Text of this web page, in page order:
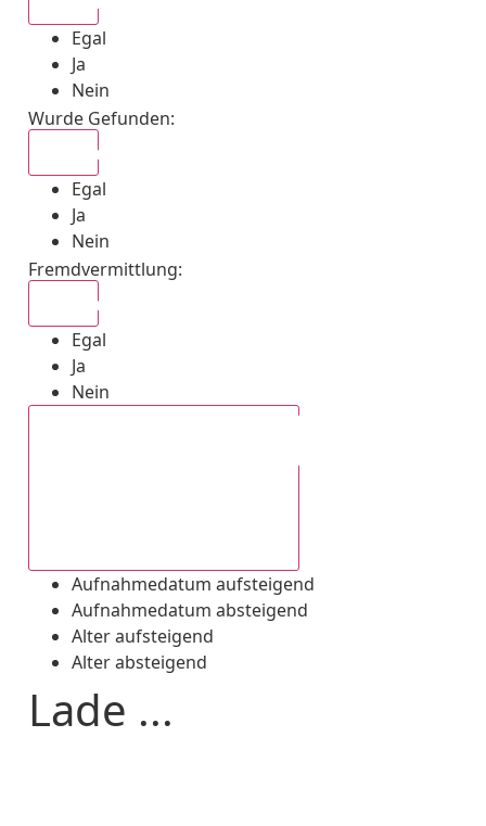
Egal
Ja
Nein
Wurde Gefunden:
Egal
Ja
Nein
Fremdvermittlung:
Egal
Ja
Nein
Aufnahmedatum aufsteigend
Aufnahmedatum absteigend
Alter aufsteigend
Alter absteigend
Lade ...